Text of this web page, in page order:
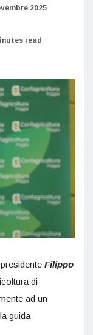
2025
read
Filippo
di
ad un
guida